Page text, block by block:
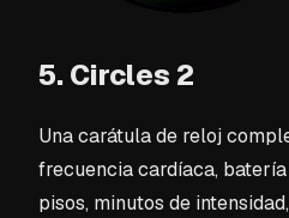
5. Circles 2
Una carátula de reloj
frecuencia cardíaca,
pisos, minutos de